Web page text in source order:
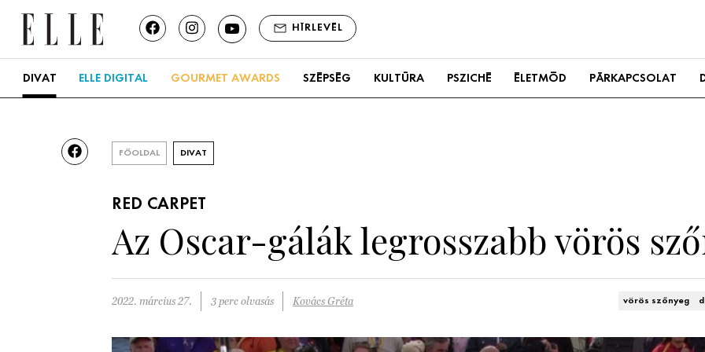
HÍRLEVÉL
DIVAT ELLE DIGITAL GOURMET AWARDS SZÉPSÉG KULTÚRA PSZICHÉ ÉLETMÓD PÁRKAPCSOLAT
FŐOLDAL DIVAT
RED CARPET
Az Oscar-gálák legrosszabb vörös
2022. március 27. 3 perc olvasás Kovács Gréta vörös szőnyeg